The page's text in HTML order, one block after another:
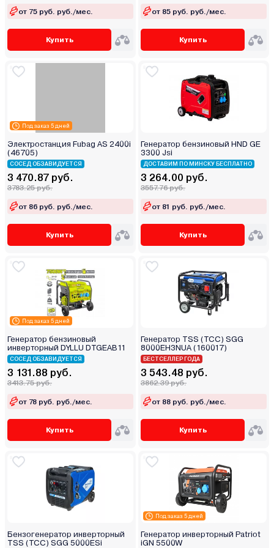
от 75 руб. руб./мес.
Купить
от 85 руб. руб./мес.
Купить
Под заказ 5 дней
Электростанция Fubag AS 2400i
(46705)
СОСЕД ОБЗАВИДУЕТСЯ
3 470.87 руб.
3783.25 руб.
от 86 руб. руб./мес.
Купить
Генератор бензиновый HND GE
3300 Jsi
ДОСТАВИМ ПО МИНСКУ БЕСПЛАТНО
3 264.00 руб.
3557.76 руб.
от 81 руб. руб./мес.
Купить
Под заказ 5 дней
Генератор бензиновый
инверторный DYLLU DTGEAB11
СОСЕД ОБЗАВИДУЕТСЯ
3 131.88 руб.
3413.75 руб.
от 78 руб. руб./мес.
Купить
Генератор TSS (ТСС) SGG
8000EH3NUA (160017)
БЕСТСЕЛЛЕР ГОДА
3 543.48 руб.
3862.39 руб.
от 88 руб. руб./мес.
Купить
Бензогенератор инверторный
TSS (TCC) SGG 5000ESi
Под заказ 5 дней
Генератор инверторный Patriot
iGN 5500W